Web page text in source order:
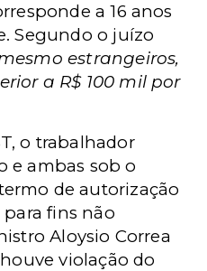
a 16 anos
Segundo o juízo
estrangeiros,
a R$ 100 mil por
o trabalhador
e ambas sob o
de autorização
fins não
Aloysio Correa
violação do